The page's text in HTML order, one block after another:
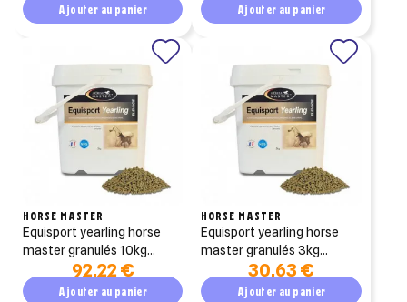
Ajouter au panier Ajouter au panier
HORSE MASTER
equisport yearling horse
master granulés 10kg
minéral pour chevaux en
croissance
92,22 €
Ajouter au panier
HORSE MASTER
equisport yearling horse
master granulés 3kg
minéral pour chevaux en
croissance
30,63 €
Ajouter au panier